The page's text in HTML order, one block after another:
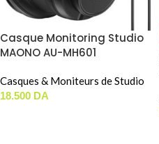
Casque Monitoring Studio
MAONO AU-MH601
Casques & Moniteurs de Studio
18.500 DA